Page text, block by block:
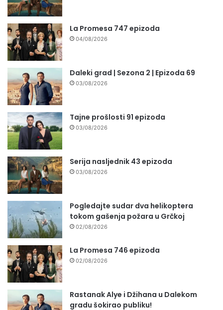
La Promesa 747 epizoda
04/08/2026
Daleki grad | Sezona 2 | Epizoda 69
03/08/2026
Tajne prošlosti 91 epizoda
03/08/2026
Serija nasljednik 43 epizoda
03/08/2026
Pogledajte sudar dva helikoptera
tokom gašenja požara u Grčkoj
02/08/2026
La Promesa 746 epizoda
02/08/2026
Rastanak Alye i Džihana u Dalekom
gradu šokirao publiku!